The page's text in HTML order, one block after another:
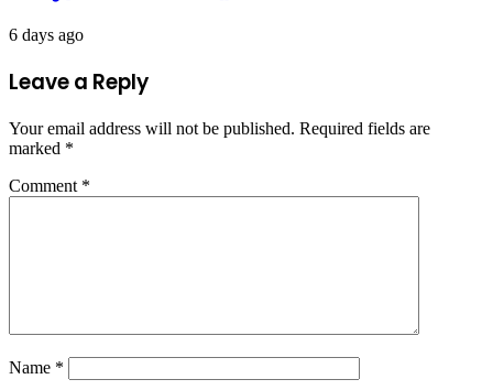
6 days ago
Leave a Reply
Your email address will not be published. Required fields are
marked *
Comment *
Name *